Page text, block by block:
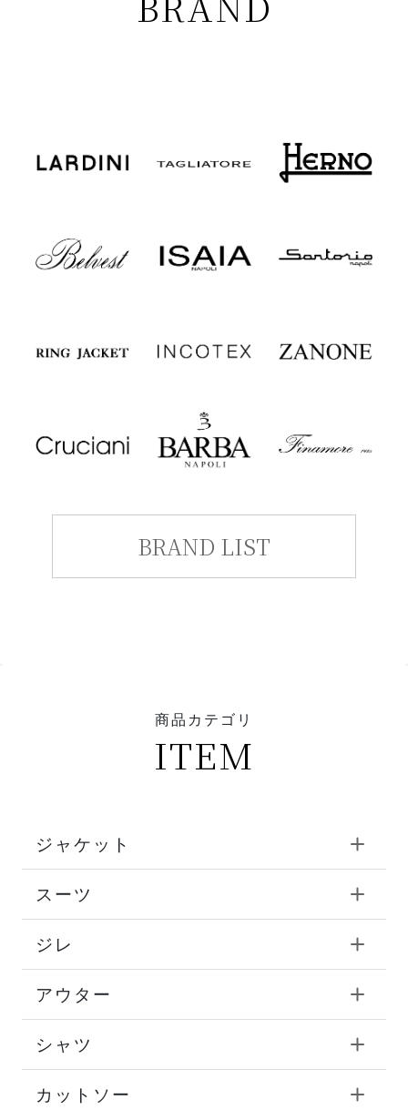
BRAND LIST
商品カテゴリ
ITEM
ジャケット
スーツ
ジレ
アウター
シャツ
カットソー